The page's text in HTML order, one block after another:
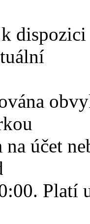
na účet
Platí